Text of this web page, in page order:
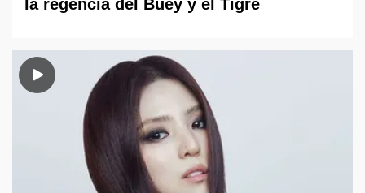
la regencia del Buey y el Tigre